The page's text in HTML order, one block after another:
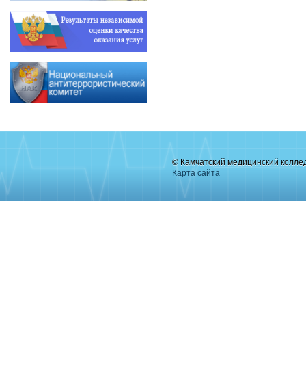
© Камчатский медицинский
Карта сайта